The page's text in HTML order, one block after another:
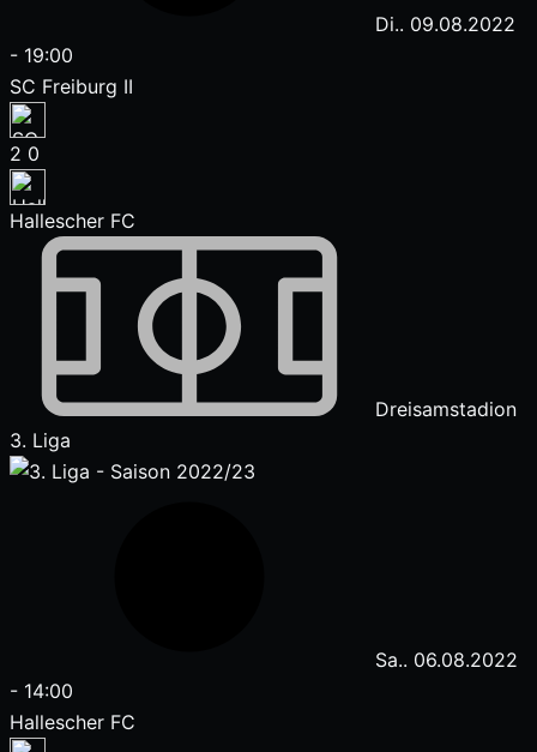
Di.. 09.08.2022
- 19:00
SC Freiburg II
2 0
Hallescher FC
Dreisamstadion
3. Liga
Sa.. 06.08.2022
- 14:00
Hallescher FC